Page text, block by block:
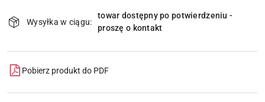
i
Wysyłka w ciągu:
towar dostępny po potwierdzeniu -
proszę o kontakt
Pobierz produkt do PDF